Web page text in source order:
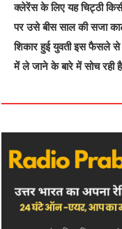
क्‍लेरेंस के लिए यह चिट्ठी
पर उसे बीस साल की सजा
शिकार हुई युवती इस फैसले
में ले जाने के बारे में सोच रही